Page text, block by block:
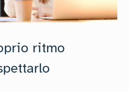
ritmo